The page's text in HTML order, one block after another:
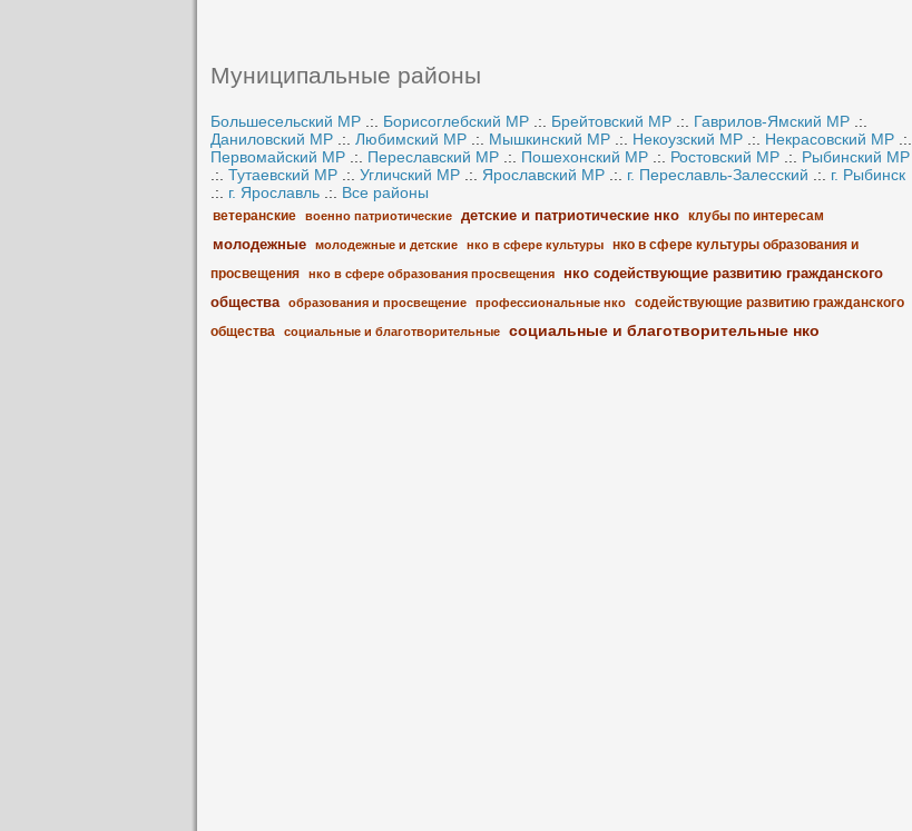
Муниципальные районы
Большесельский МР .:. Борисоглебский МР .:. Брейтовский МР .:. Гаврилов-Ямский МР .:.
Даниловский МР .:. Любимский МР .:. Мышкинский МР .:. Некоузский МР .:. Некрасовский МР .:.
Первомайский МР .:. Переславский МР .:. Пошехонский МР .:. Ростовский МР .:. Рыбинский МР
.:. Тутаевский МР .:. Угличский МР .:. Ярославский МР .:. г. Переславль-Залесский .:. г. Рыбинск
.:. г. Ярославль .:. Все районы
ветеранские военно патриотические детские и патриотические нко клубы по интересам
молодежные молодежные и детские нко в сфере культуры
нко в сфере культуры образования и
просвещения
нко в сфере образования просвещения
нко содействующие развитию гражданского
общества
образования и просвещение профессиональные нко
содействующие развитию гражданского
общества
социальные и благотворительные социальные и благотворительные нко